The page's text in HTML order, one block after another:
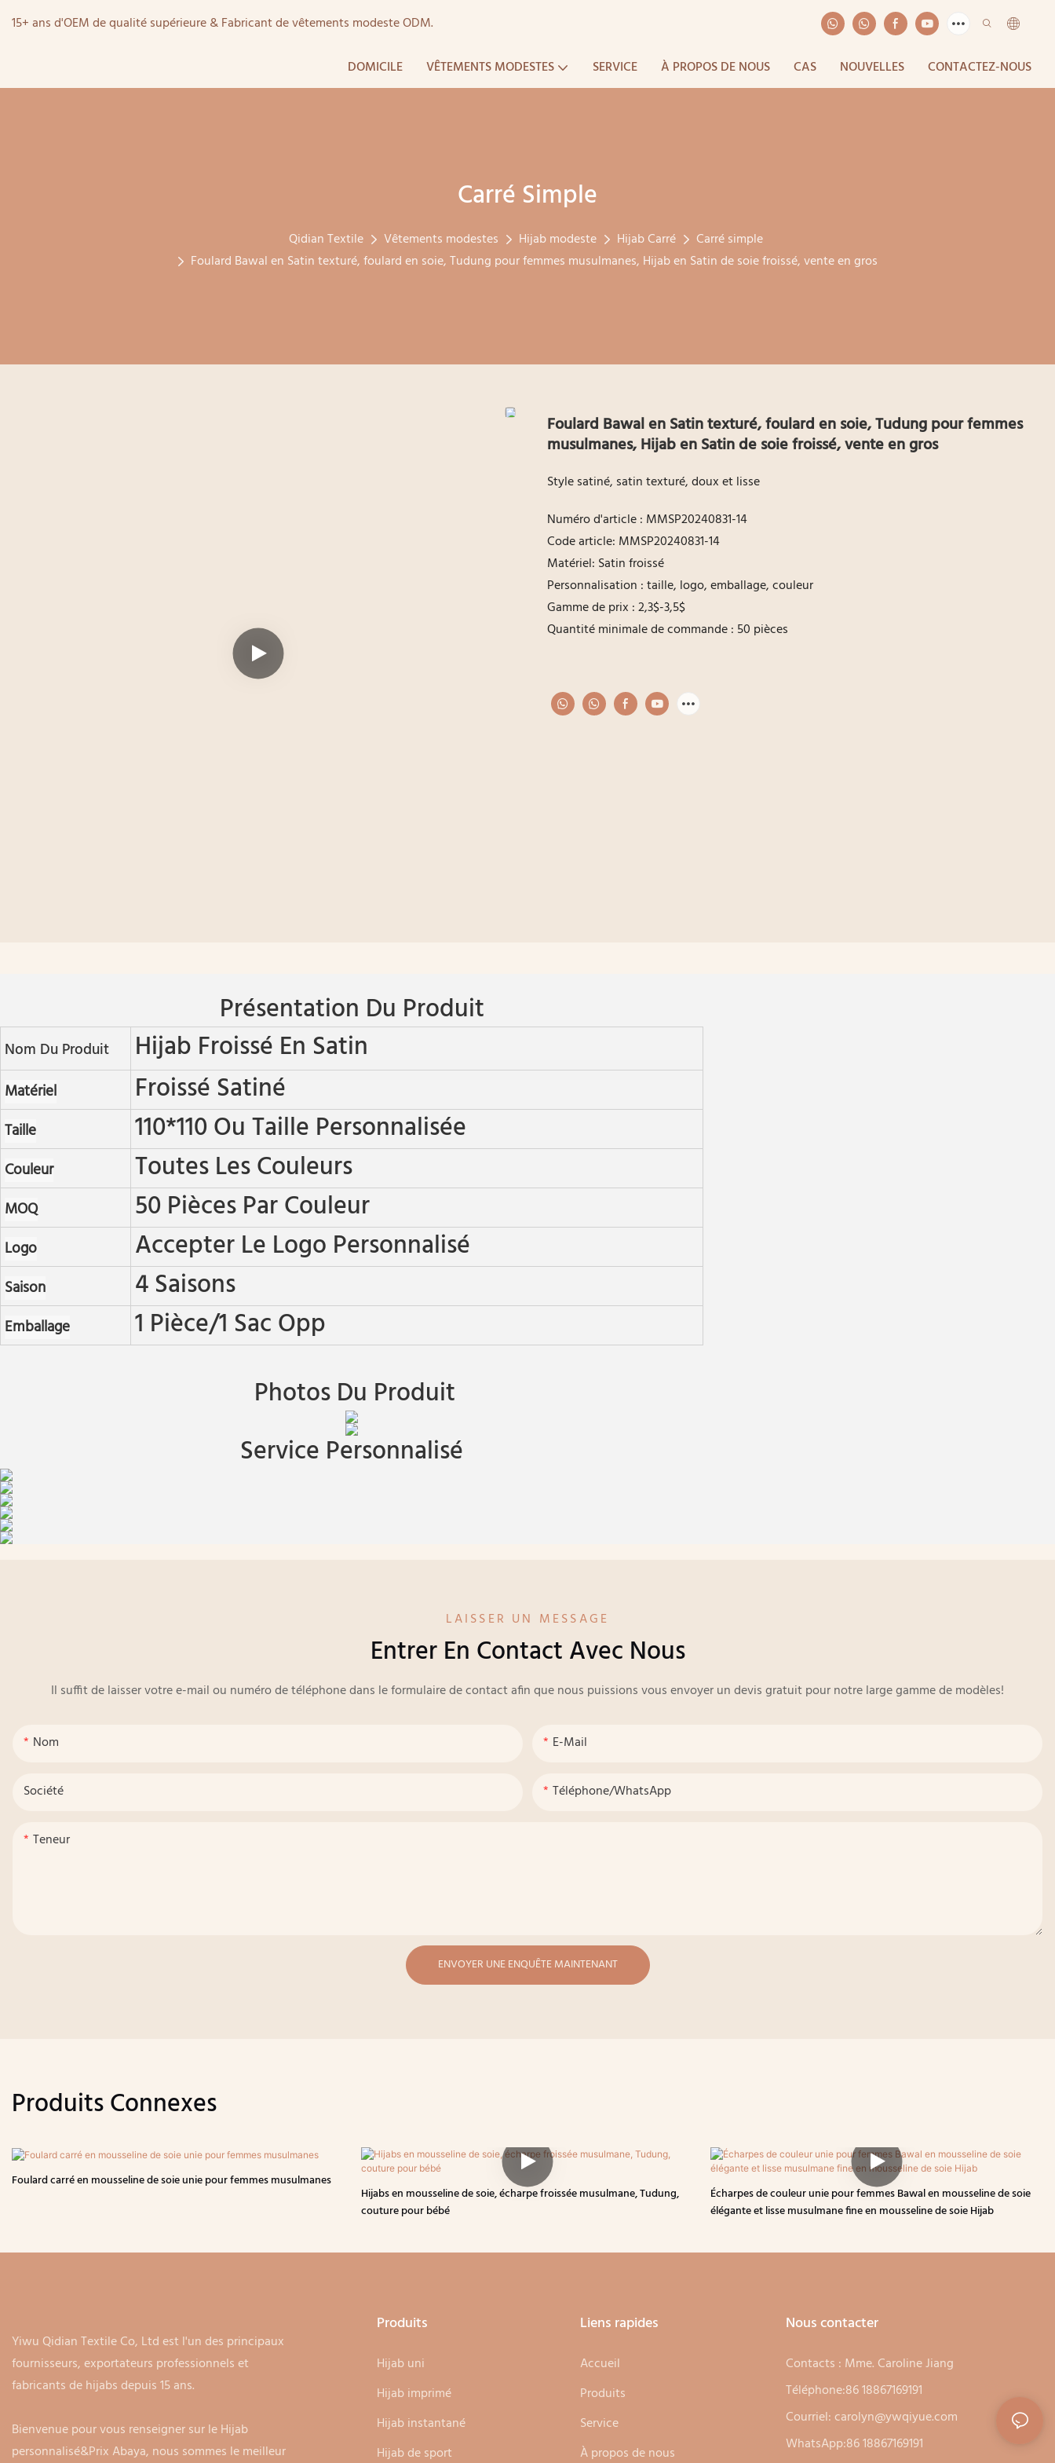
15+ ans d'OEM de qualité supérieure & Fabricant de vêtements modeste ODM.
DOMICILE VÊTEMENTS MODESTES SERVICE À PROPOS DE NOUS CAS NOUVELLES CONTACTEZ-NOUS
Carré Simple
Qidian Textile Vêtements modestes Hijab modeste Hijab Carré
Carré simple
Foulard Bawal en Satin texturé, foulard en soie, Tudung pour femmes musulmanes, Hijab en Satin de soie froissé, vente en gros
Foulard Bawal en Satin texturé, foulard en soie, Tudung pour femmes
musulmanes, Hijab en Satin de soie froissé, vente en gros
Style satiné, satin texturé, doux et lisse
Numéro d'article : MMSP20240831-14
Code article: MMSP20240831-14
Matériel: Satin froissé
Personnalisation : taille, logo, emballage, couleur
Gamme de prix : 2,3$-3,5$
Quantité minimale de commande : 50 pièces
Présentation Du Produit
Nom Du Produit Hijab Froissé En Satin
Matériel Froissé Satiné
Taille 110*110 Ou Taille Personnalisée
Couleur Toutes Les Couleurs
MOQ 50 Pièces Par Couleur
Logo Accepter Le Logo Personnalisé
Saison 4 Saisons
Emballage
1 Pièce/1 Sac Opp
Photos Du Produit
Service Personnalisé
LAISSER UN MESSAGE
Entrer En Contact Avec Nous
Il suffit de laisser votre e-mail ou numéro de téléphone dans le formulaire de contact afin que nous puissions vous envoyer un devis gratuit pour notre large gamme de modèles!
Nom E-Mail
Société Téléphone/WhatsApp
Teneur
ENVOYER UNE ENQUÊTE MAINTENANT
Produits Connexes
Foulard carré en mousseline de soie unie pour femmes musulmanes
Hijabs en mousseline de soie, écharpe froissée musulmane, Tudung,
couture pour bébé
Écharpes de couleur unie pour femmes Bawal en mousseline de soie
élégante et lisse musulmane fine en mousseline de soie Hijab
Yiwu Qidian Textile Co, Ltd est l'un des principaux
fournisseurs, exportateurs professionnels et
fabricants de hijabs depuis 15 ans.
Bienvenue pour vous renseigner sur le Hijab
personnalisé&Prix ​​​​Abaya, nous sommes le meilleur
Produits
Hijab uni
Hijab imprimé
Hijab instantané
Hijab de sport
Liens rapides
Accueil
Produits
Service
À propos de nous
Nous contacter
Contacts : Mme. Caroline Jiang
Téléphone:86 18867169191
Courriel:carolyn@ywqiyue.com
WhatsApp:86 18867169191